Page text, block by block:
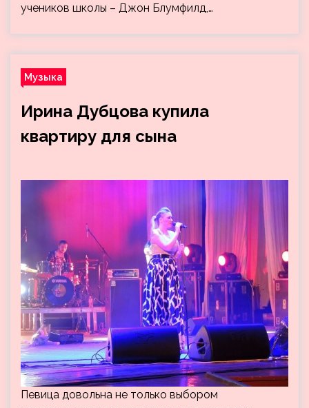
учеников школы – Джон Блумфилд,…
Музыка
Ирина Дубцова купила
квартиру для сына
Певица довольна не только выбором